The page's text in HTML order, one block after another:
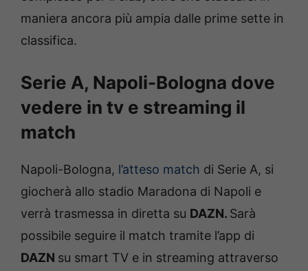
maniera ancora più ampia dalle prime sette in
classifica.
Serie A, Napoli-Bologna dove
vedere in tv e streaming il
match
Napoli-Bologna, l’atteso match di Serie A, si
giocherà allo stadio Maradona di Napoli e
verrà trasmessa in diretta su DAZN. Sarà
possibile seguire il match tramite l’app di
DAZN su smart TV e in streaming attraverso